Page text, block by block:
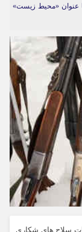
عنوان «محیط زیست»
سلاح های شکاری